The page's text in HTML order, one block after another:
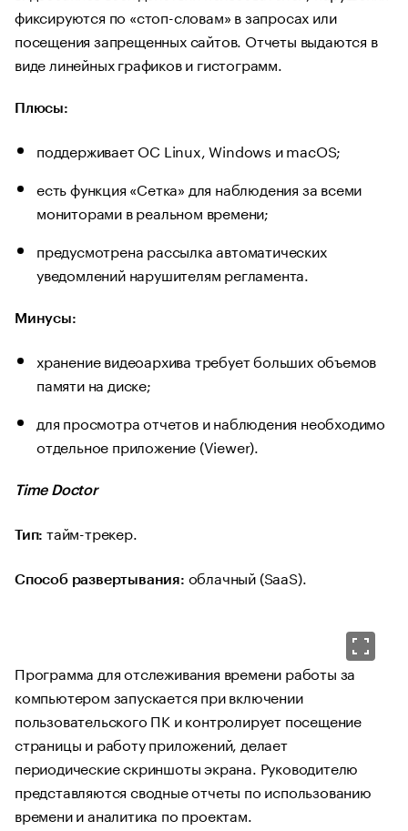
фиксируются по «стоп-словам» в запросах или
посещения запрещенных сайтов. Отчеты выдаются в
виде линейных графиков и гистограмм.
Плюсы:
поддерживает ОС Linux, Windows и macOS;
есть функция «Сетка» для наблюдения за всеми
мониторами в реальном времени;
предусмотрена рассылка автоматических
уведомлений нарушителям регламента.
Минусы:
хранение видеоархива требует больших объемов
памяти на диске;
для просмотра отчетов и наблюдения необходимо
отдельное приложение (Viewer).
Time Doctor
Тип: тайм-трекер.
Способ развертывания: облачный (SaaS).
Программа для отслеживания времени работы за
компьютером запускается при включении
пользовательского ПК и контролирует посещение
страницы и работу приложений, делает
периодические скриншоты экрана. Руководителю
представляются сводные отчеты по использованию
времени и аналитика по проектам.